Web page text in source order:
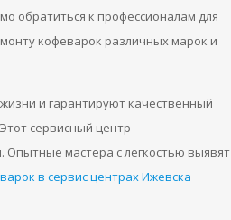
обратиться к профессионалам для
кофеварок различных марок и
и гарантируют качественный
сервисный центр
Опытные мастера с легкостью выявят
в сервис центрах Ижевска